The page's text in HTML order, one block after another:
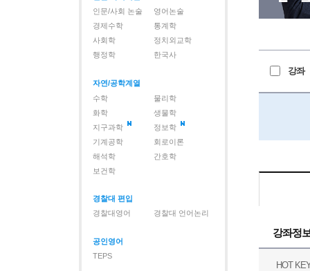
인문/사회 논술
영어논술
경제수학
통계학
사회학
정치외교학
행정학
한국사
자연/공학계열
수학
물리학
화학
생물학
지구과학
정보학
기계공학
회로이론
해석학
간호학
보건학
경찰대 편입
경찰대영어
경찰대 언어논리
공인영어
TEPS
강좌
강좌정
HOT